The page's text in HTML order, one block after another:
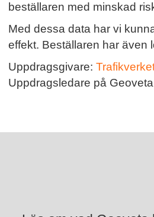
beställaren med minskad
Med dessa data har vi
effekt. Beställaren har även
Uppdragsgivare:
Uppdragsledare på